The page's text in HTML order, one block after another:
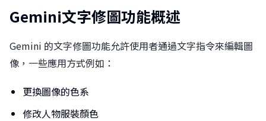
Gemini文字修圖功能概述
Gemini 的文字修圖功能允許使用者通過文字指令來編輯圖
像，一些應用方式例如：
更換圖像的色系
修改人物服裝顏色